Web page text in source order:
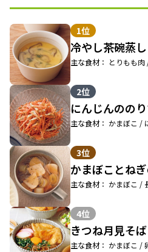
1位
冷やし茶碗蒸し
主な食材： とりもも肉
2位
にんじんのの
主な食材： かまぼこ /
3位
かまぼことね
主な食材： かまぼこ /
4位
きつね月見そば
主な食材： かまぼこ /